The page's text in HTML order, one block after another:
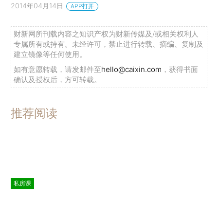
2014年04月14日 APP打开
财新网所刊载内容之知识产权为财新传媒及/或相关权利人
专属所有或持有。未经许可，禁止进行转载、摘编、复制及
建立镜像等任何使用。
如有意愿转载，请发邮件至hello@caixin.com ，获得书面
确认及授权后，方可转载。
推荐阅读
私房课